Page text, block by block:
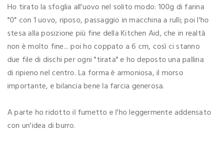
Ho tirato la sfoglia all'uovo nel solito modo: 100g di farina
"0" con 1 uovo, riposo, passaggio in macchina a rulli; poi l'ho
stesa alla posizione più fine della Kitchen Aid, che in realtà
non è molto fine... poi ho coppato a 6 cm, così ci stanno
due file di dischi per ogni "tirata" e ho deposto una pallina
di ripieno nel centro. La forma è armoniosa, il morso
importante, e bilancia bene la farcia generosa.
A parte ho ridotto il fumetto e l'ho leggermente addensato
con un'idea di burro.